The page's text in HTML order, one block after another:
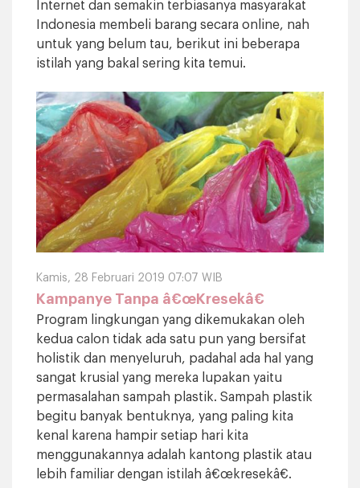
Internet dan semakin terbiasanya masyarakat
Indonesia membeli barang secara online, nah
untuk yang belum tau, berikut ini beberapa
istilah yang bakal sering kita temui.
Kamis, 28 Februari 2019 07:07 WIB
Kampanye Tanpa â€œKresekâ€
Program lingkungan yang dikemukakan oleh
kedua calon tidak ada satu pun yang bersifat
holistik dan menyeluruh, padahal ada hal yang
sangat krusial yang mereka lupakan yaitu
permasalahan sampah plastik. Sampah plastik
begitu banyak bentuknya, yang paling kita
kenal karena hampir setiap hari kita
menggunakannya adalah kantong plastik atau
lebih familiar dengan istilah â€œkresekâ€.